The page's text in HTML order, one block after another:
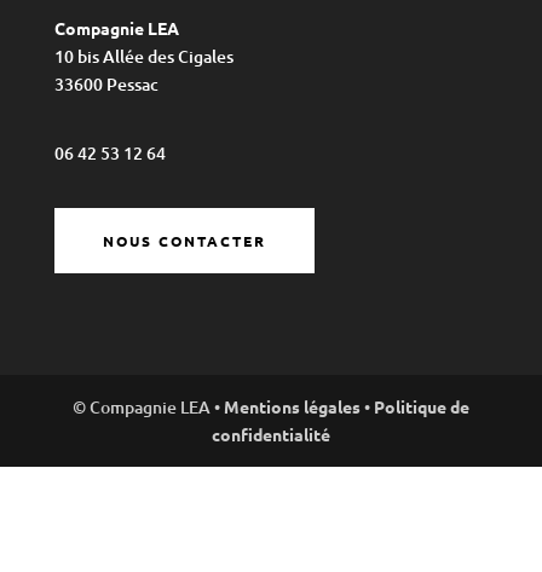
Compagnie LEA
10 bis Allée des Cigales
33600 Pessac
06 42 53 12 64
NOUS CONTACTER
© Compagnie LEA • Mentions légales• Politique de
confidentialité